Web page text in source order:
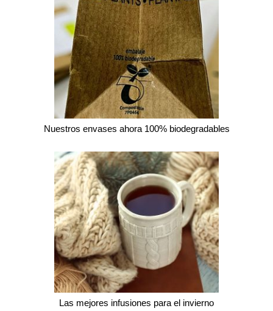
Nuestros envases ahora 100% biodegradables
Las mejores infusiones para el invierno